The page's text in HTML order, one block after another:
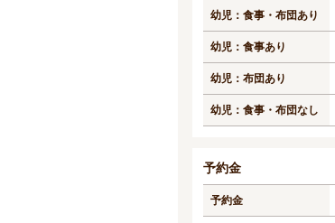
幼児：食事・布団あり
幼児：食事あり
幼児：布団あり
幼児：食事・布団なし
予約金
予約金